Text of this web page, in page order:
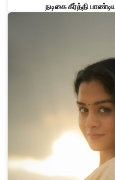
நடிகை கீர்த்தி